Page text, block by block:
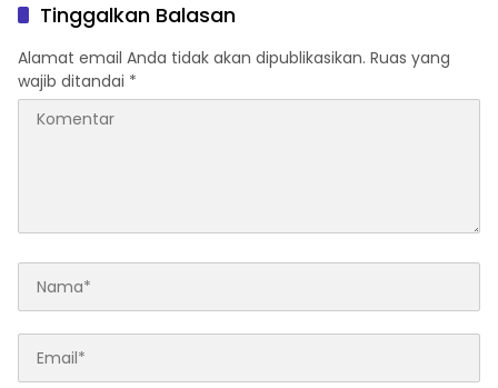
Tinggalkan Balasan
Alamat email Anda tidak akan dipublikasikan. Ruas yang
wajib ditandai *